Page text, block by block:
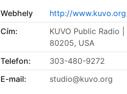
Webhely
http://www.kuvo.org
Cím:
KUVO Public Radio
80205, USA
Telefon:
303-480-9272
E-mail:
studio@kuvo.org